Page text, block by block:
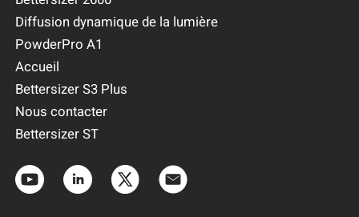
Diffusion dynamique de la lumière
PowderPro A1
Accueil
Bettersizer S3 Plus
Nous contacter
Bettersizer ST